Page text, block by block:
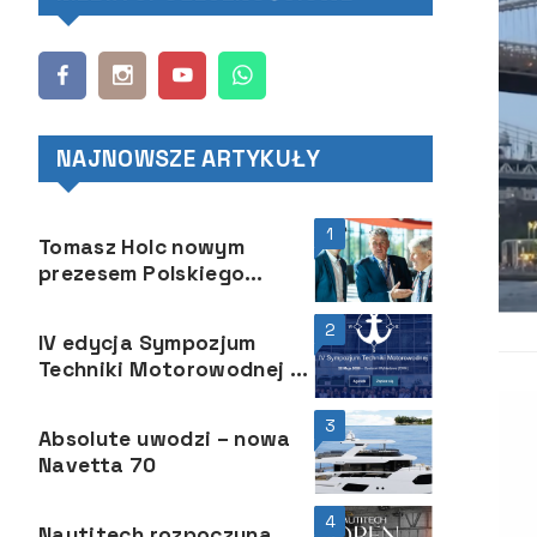
NAJNOWSZE ARTYKUŁY
1
Tomasz Holc nowym
prezesem Polskiego
2
IV edycja Sympozjum
Techniki Motorowodnej –
3
Absolute uwodzi – nowa
Navetta 70
4